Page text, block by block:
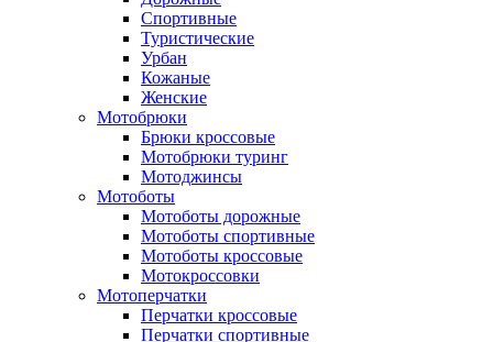
Спортивные
Туристические
Урбан
Кожаные
Женские
Мотобрюки
Брюки кроссовые
Мотобрюки туринг
Мотоджинсы
Мотоботы
Мотоботы дорожные
Мотоботы спортивные
Мотоботы кроссовые
Мотокроссовки
Мотоперчатки
Перчатки кроссовые
Перчатки спортивные